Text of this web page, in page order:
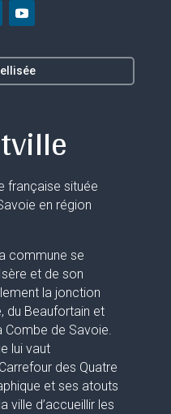
française située
en région
commune se
et de son
la jonction
du Beaufortain et
Combe de Savoie.
lui vaut
des Quatre
et ses atouts
ville d’accueillir les